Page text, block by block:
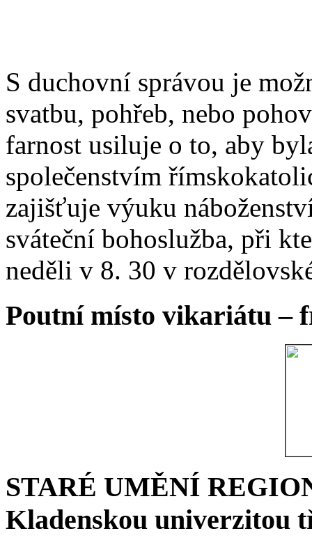
S duchovní správou je
svatbu, pohřeb, nebo
farnost usiluje o to, aby
společenstvím
zajišťuje výuku
sváteční bohoslužba, při
neděli v 8. 30 v
Poutní místo vikariátu –
STARÉ UMĚNÍ
Kladenskou univerzitou